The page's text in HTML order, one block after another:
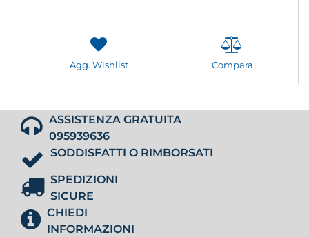
Agg. Wishlist Compara
ASSISTENZA GRATUITA
095939636
SODDISFATTI O RIMBORSATI
SPEDIZIONI
SICURE
CHIEDI
INFORMAZIONI